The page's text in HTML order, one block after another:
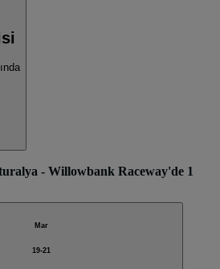
- Willowbank Raceway'de 1
Mar
19-21